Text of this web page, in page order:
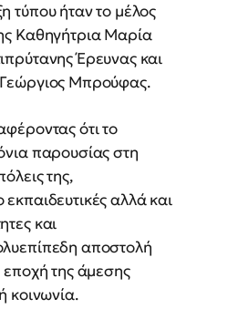
τύπου ήταν το μέλος
Καθηγήτρια Μαρία
Έρευνας και
Μπρούφας.
ότι το
παρουσίας στη
της,
αλλά και
και
αποστολή
της άμεσης
κοινωνία.